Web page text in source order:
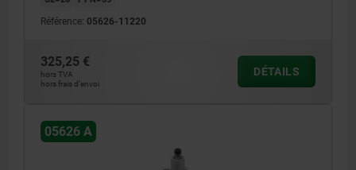
Référence: 05626-11220
325,25 €
hors TVA
hors frais d’envoi
DÉTAILS
05626 A